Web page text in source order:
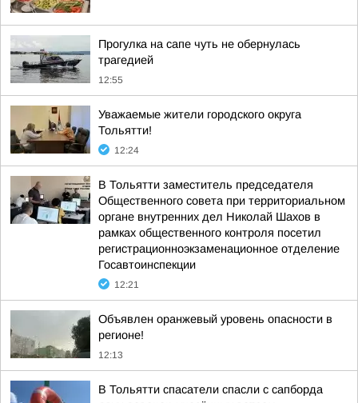
Прогулка на сапе чуть не обернулась
трагедией
12:55
Уважаемые жители городского округа
Тольятти!
12:24
В Тольятти заместитель председателя
Общественного совета при территориальном
органе внутренних дел Николай Шахов в
рамках общественного контроля посетил
регистрационноэкзаменационное отделение
Госавтоинспекции
12:21
Объявлен оранжевый уровень опасности в
регионе!
12:13
В Тольятти спасатели спасли с сапборда